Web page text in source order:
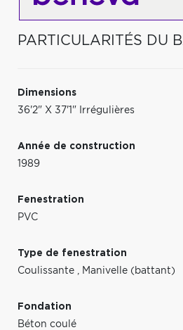
PARTICULARITÉS DU
Dimensions
36'2" X 37'1" Irrégulières
Année de construction
1989
Fenestration
PVC
Type de fenestration
Coulissante , Manivelle (battant)
Fondation
Béton coulé